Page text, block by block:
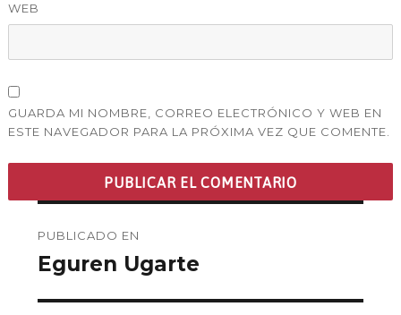
WEB
GUARDA MI NOMBRE, CORREO ELECTRÓNICO Y WEB EN
ESTE NAVEGADOR PARA LA PRÓXIMA VEZ QUE COMENTE.
de
entradas
PUBLICADO EN
Eguren Ugarte